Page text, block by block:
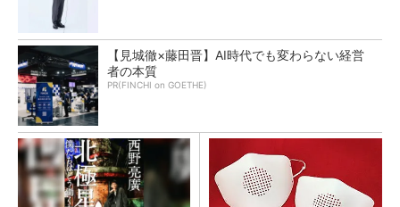
【見城徹×藤田晋】AI時代でも変わらない経営
者の本質
PR(FINCHI on GOETHE)